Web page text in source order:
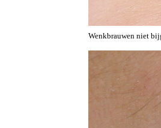
Wenkbrauwen niet